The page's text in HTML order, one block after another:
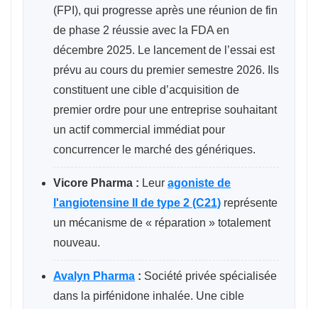
(FPI), qui progresse après une réunion de fin
de phase 2 réussie avec la FDA en
décembre 2025. Le lancement de l’essai est
prévu au cours du premier semestre 2026. Ils
constituent une cible d’acquisition de
premier ordre pour une entreprise souhaitant
un actif commercial immédiat pour
concurrencer le marché des génériques.
Vicore Pharma : Leur agoniste de
l'angiotensine II de type 2 (C21) représente
un mécanisme de « réparation » totalement
nouveau.
Avalyn Pharma : Société privée spécialisée
dans la pirfénidone inhalée. Une cible